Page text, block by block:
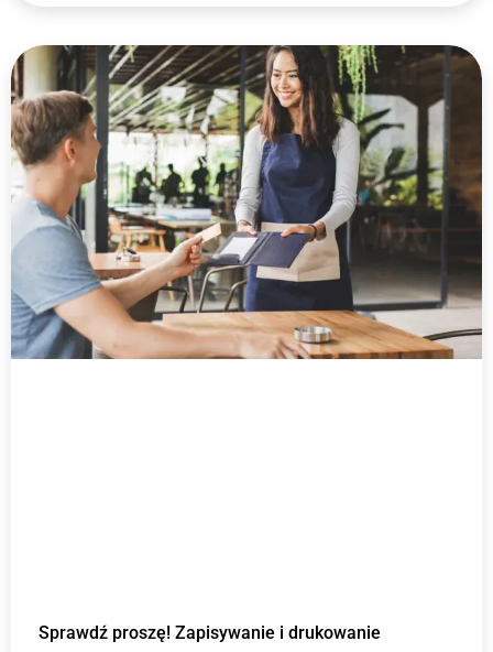
Sprawdź proszę! Zapisywanie i drukowanie